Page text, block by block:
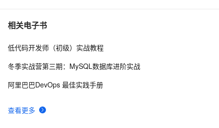
7 userdel使用说明
8 自己看系统的“系统还原”
相关电子书
查看更多
低代码开发师（初级）实战教程
冬季实战营第三期：MySQL数据库进阶实战
阿里巴巴DevOps 最佳实践手册